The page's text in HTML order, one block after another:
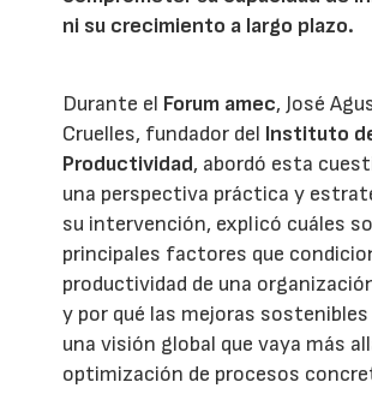
ni su crecimiento a largo plazo.
Durante el Forum amec, José
Cruelles, fundador del Instituto
Productividad, abordó esta
una perspectiva práctica y
su intervención, explicó cuáles
principales factores que
productividad de una
y por qué las mejoras sostenibles
una visión global que vaya más
optimización de procesos